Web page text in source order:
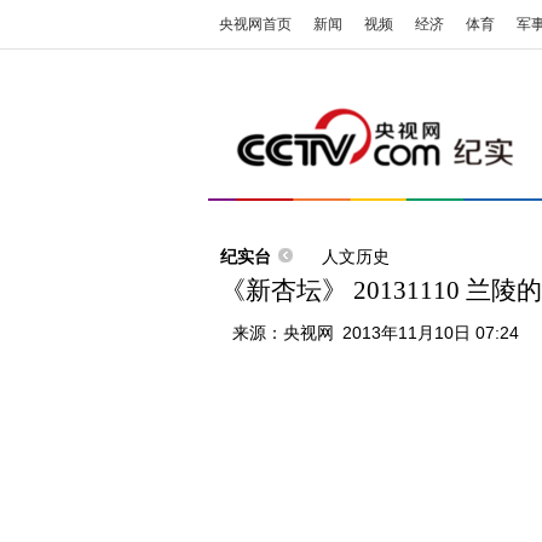
央视网首页 新闻 视频 经济 体育 军
纪实台 人文历史
《新杏坛》 20131110 兰陵
来源： 央视网 2013年11月10日 07:24